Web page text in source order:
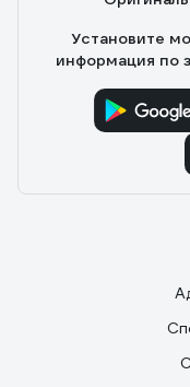
Установите
информация по